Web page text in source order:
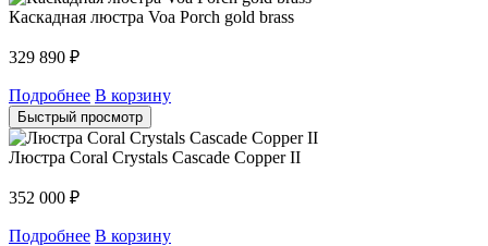
Каскадная люстра Voa Porch gold brass
329 890 ₽
Подробнее В корзину
Быстрый просмотр
Люстра Coral Crystals Cascade Copper II
352 000 ₽
Подробнее В корзину